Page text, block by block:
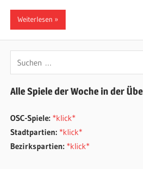
Weiterlesen
Suchen
nach:
Alle Spiele der Woche in der
OSC-Spiele: *klick*
Stadtpartien: *klick*
Bezirkspartien: *klick*